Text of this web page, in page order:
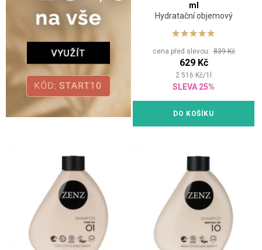
ml
Hydratační objemový
šampon
cena před slevou:839 Kč
629 Kč
2 516 Kč/1
SLEVA 25%
DO KOŠÍKU